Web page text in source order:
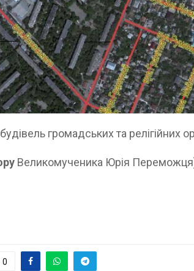
громадських та релігійних
Великомученика Юрія
0